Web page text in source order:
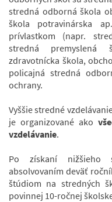
stredná odborná škola
škola potravinárska
prívlastkom (napr.
stredná premyslená
zdravotnícka škola,
policajná stredná
ochrany.
Vyššie stredné
je organizované ako
vzdelávanie.
Po získaní nižšieho
absolvovaním deväť
štúdiom na stredných
povinnej 10-ročnej